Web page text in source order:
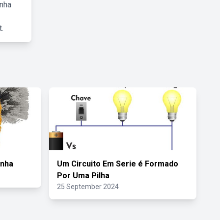
Um Circuito Em Serie é Formado
Por Uma Pilha
25 September 2024